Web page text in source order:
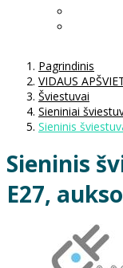
Pagrindinis
VIDAUS
Šviestuvai
Sieniniai
Sieninis
Sieninis
E27,